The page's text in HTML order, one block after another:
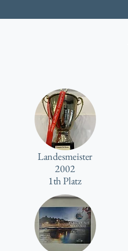
Landesmeister
2002
1th Platz